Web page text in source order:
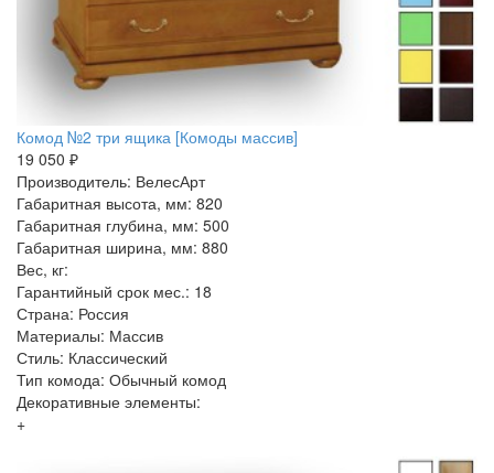
Комод №2 три ящика [Комоды массив]
19 050 ₽
Производитель: ВелесАрт
Габаритная высота, мм: 820
Габаритная глубина, мм: 500
Габаритная ширина, мм: 880
Вес, кг:
Гарантийный срок мес.: 18
Страна: Россия
Материалы: Массив
Стиль: Классический
Тип комода: Обычный комод
Декоративные элементы:
+